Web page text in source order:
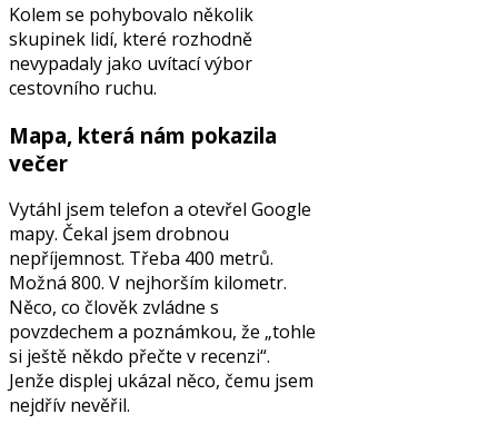
Kolem se pohybovalo několik
skupinek lidí, které rozhodně
nevypadaly jako uvítací výbor
cestovního ruchu.
Mapa, která nám pokazila
večer
Vytáhl jsem telefon a otevřel Google
mapy. Čekal jsem drobnou
nepříjemnost. Třeba 400 metrů.
Možná 800. V nejhorším kilometr.
Něco, co člověk zvládne s
povzdechem a poznámkou, že „tohle
si ještě někdo přečte v recenzi“.
Jenže displej ukázal něco, čemu jsem
nejdřív nevěřil.